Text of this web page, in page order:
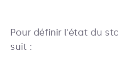
Pour définir l'état du
suit :